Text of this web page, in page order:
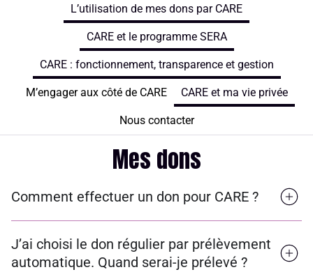
L’utilisation de mes dons par CARE
CARE et le programme SERA
CARE : fonctionnement, transparence et gestion
M’engager aux côté de CARE CARE et ma vie privée
Nous contacter
Mes dons
Comment effectuer un don pour CARE ?
J’ai choisi le don régulier par prélèvement
automatique. Quand serai-je prélevé ?